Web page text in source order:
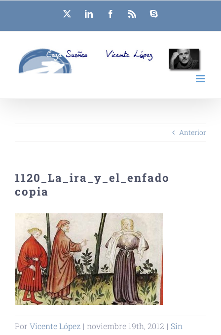
X LinkedInFacebook
Rss Skype
Anterior
1120_La_ira_y_el_enfado
copia
Por Vicente López | noviembre 19th, 2012 | Sin